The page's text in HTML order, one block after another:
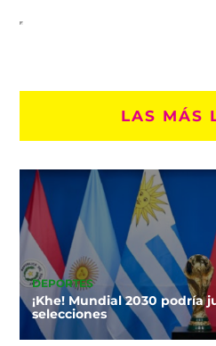
LAS MÁS
DEPORTES
¡Khe! Mundial 2030 podría
selecciones